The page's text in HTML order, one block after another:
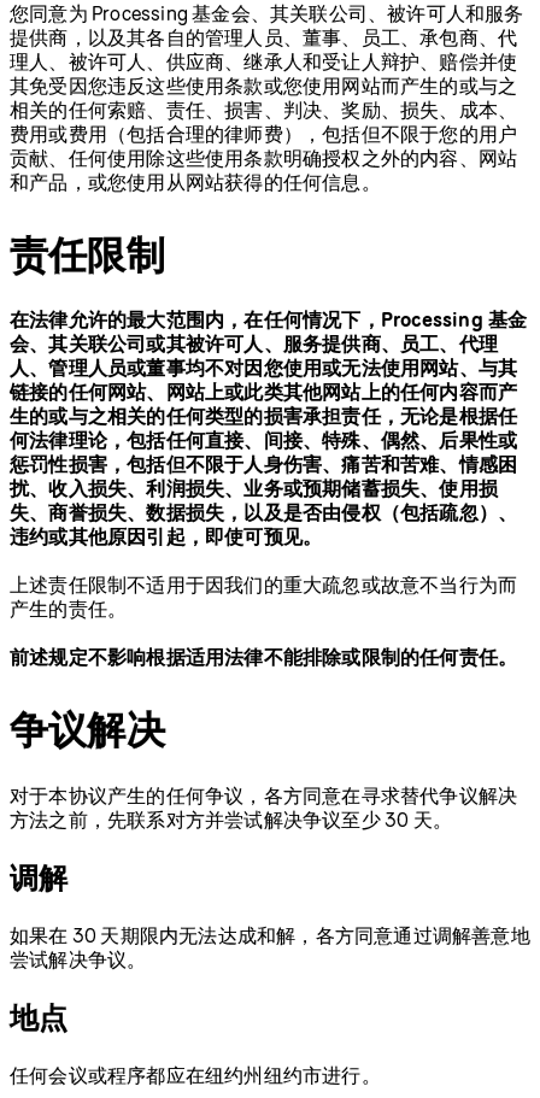
您同意为 Processing 基金会、其关联公司、被许可人和服务
提供商，以及其各自的管理人员、董事、员工、承包商、代
理人、被许可人、供应商、继承人和受让人辩护、赔偿并使
其免受因您违反这些使用条款或您使用网站而产生的或与之
相关的任何索赔、责任、损害、判决、奖励、损失、成本、
费用或费用（包括合理的律师费），包括但不限于您的用户
贡献、任何使用除这些使用条款明确授权之外的内容、网站
和产品，或您使用从网站获得的任何信息。
责任限制
在法律允许的最大范围内，在任何情况下，Processing 基金
会、其关联公司或其被许可人、服务提供商、员工、代理
人、管理人员或董事均不对因您使用或无法使用网站、与其
链接的任何网站、网站上或此类其他网站上的任何内容而产
生的或与之相关的任何类型的损害承担责任，无论是根据任
何法律理论，包括任何直接、间接、特殊、偶然、后果性或
惩罚性损害，包括但不限于人身伤害、痛苦和苦难、情感困
扰、收入损失、利润损失、业务或预期储蓄损失、使用损
失、商誉损失、数据损失，以及是否由侵权（包括疏忽）、
违约或其他原因引起，即使可预见。
上述责任限制不适用于因我们的重大疏忽或故意不当行为而
产生的责任。
前述规定不影响根据适用法律不能排除或限制的任何责任。
争议解决
对于本协议产生的任何争议，各方同意在寻求替代争议解决
方法之前，先联系对方并尝试解决争议至少 30 天。
调解
如果在 30 天期限内无法达成和解，各方同意通过调解善意地
尝试解决争议。
地点
任何会议或程序都应在纽约州纽约市进行。